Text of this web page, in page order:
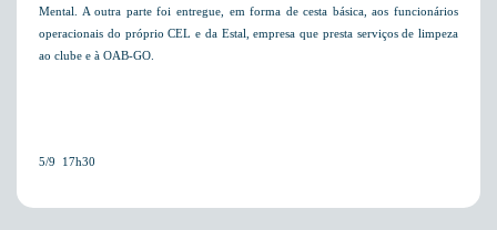
Mental. A outra parte foi entregue, em forma de cesta básica, aos funcionários
operacionais do próprio CEL e da Estal, empresa que presta serviços de limpeza
ao clube e à OAB-GO.
5/9  17h30